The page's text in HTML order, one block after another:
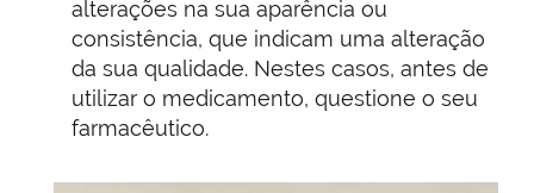
alterações na sua aparência ou
consistência, que indicam uma alteração
da sua qualidade. Nestes casos, antes de
utilizar o medicamento, questione o seu
farmacêutico.